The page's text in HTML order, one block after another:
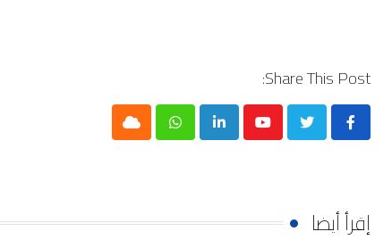
Share This Post:
Youtube
LinkedIn
Whatsapp
Cloud
إقرأ أيضا